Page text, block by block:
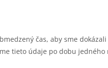
čas, aby sme
tieto údaje po dobu jedného